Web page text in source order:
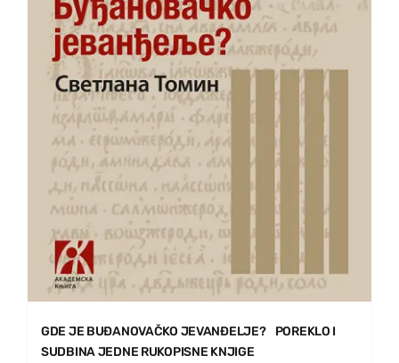
GDE JE BUĐANOVAČKO JEVANĐELJE? POREKLO I
SUDBINA JEDNE RUKOPISNE KNJIGE